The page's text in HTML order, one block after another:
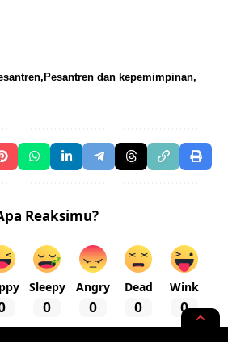
Pesantren dan kepemimpinan
Reaksimu?
Sleepy
0
Angry
0
Dead
0
Wink
0